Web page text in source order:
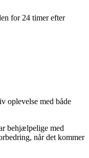
for 24 timer efter
oplevelse med både
behjælpelige med
når det kommer